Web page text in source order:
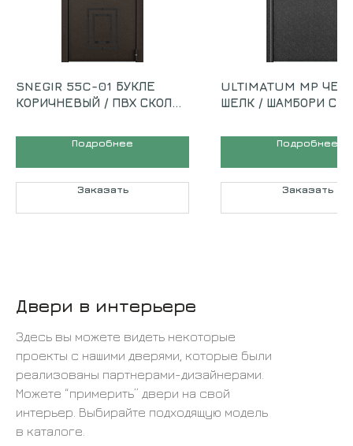
SNEGIR 55C-01 БУКЛЕ
КОРИЧНЕВЫЙ / ПВХ СКОЛ
Подробнее
Заказать
ULTIMATUM MP
ШЕЛК / ШАМБОРИ
Подробнее
Заказать
Двери в интерьере
Здесь вы можете видеть некоторые
проекты с нашими дверями, которые были
реализованы партнерами-дизайнерами.
Можете “примерить” двери на свой
интерьер. Выбирайте подходящую модель
в каталоге.